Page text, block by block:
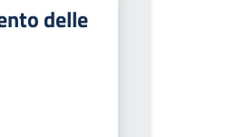
delle